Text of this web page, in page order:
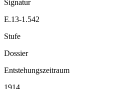
Signatur
E.13-1.542
Stufe
Dossier
Entstehungszeitraum
1914